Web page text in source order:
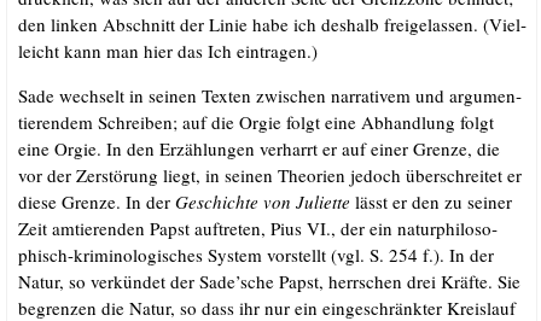
den lin­ken Abschnitt der Linie habe ich des­halb frei­ge­las­sen. (Viel­
leicht kann man hier das Ich eintragen.)
Sade wech­selt in sei­nen Tex­ten zwi­schen nar­ra­ti­vem und argu­men­
tie­ren­dem Schrei­ben; auf die Orgie folgt eine Abhand­lung folgt
eine Orgie. In den Erzäh­lun­gen ver­harrt er auf einer Gren­ze, die
vor der Zer­stö­rung liegt, in sei­nen Theo­rien jedoch über­schrei­tet er
die­se Gren­ze. In der Geschich­te von Juli­et­te lässt er den zu sei­ner
Zeit amtie­ren­den Papst auf­tre­ten, Pius VI., der ein natur­phi­lo­so­
phisch-kri­mi­no­lo­gi­sches Sys­tem vor­stellt (vgl. S. 254 f.). In der
Natur, so ver­kün­det der Sade’sche Papst, herr­schen drei Kräf­te. Sie
begren­zen die Natur, so dass ihr nur ein ein­ge­schränk­ter Kreis­lauf